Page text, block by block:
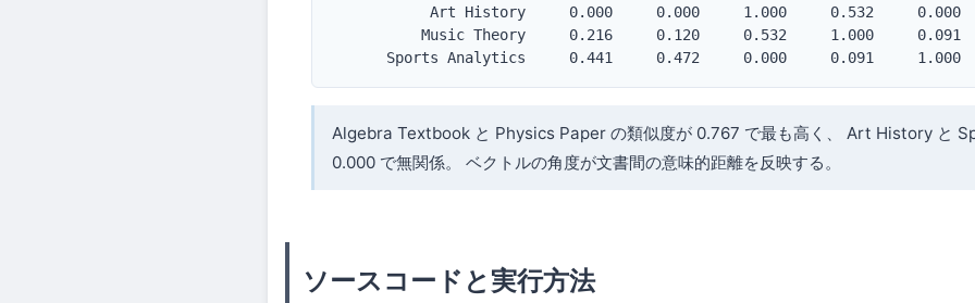
           Art History     0.000     0.000     1.000     0.532     0.000
          Music Theory     0.216     0.120     0.532     1.000     0.091
      Sports Analytics     0.441     0.472     0.000     0.091     1.000
Algebra Textbook と Physics Paper の類似度が 0.767 で最も高く、 Art History と
0.000 で無関係。 ベクトルの角度が文書間の意味的距離を反映する。
ソースコードと実行方法